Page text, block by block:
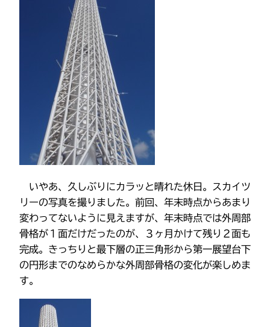
いやあ、久しぶりにカラッと晴れた休日。スカイツ
リーの写真を撮りました。前回、年末時点からあまり
変わってないように見えますが、年末時点では外周部
骨格が１面だけだったのが、３ヶ月かけて残り２面も
完成。きっちりと最下層の正三角形から第一展望台下
の円形までのなめらかな外周部骨格の変化が楽しめま
す。